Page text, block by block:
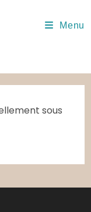
Menu
sous